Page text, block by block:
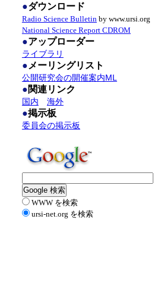
●ダウンロード
Radio Science Bulletin by www.ursi.org
National Science Report CDROM
●アップローダー
ライブラリ
● メーリングリスト
公開研究会の開催案内ML
●関連リンク
国内 海外
●掲示板
委員会の掲示板
WWW を検索
ursi-net.org を検索